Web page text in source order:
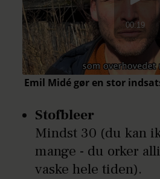
Stofbleer
Mindst 30 (du kan
mange - du orker
vaske hele tiden).